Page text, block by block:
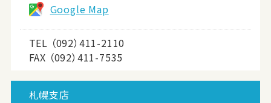
Google Map
TEL （092）411-2110
FAX （092）411-7535
札幌支店